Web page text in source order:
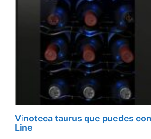
Vinoteca taurus que puedes
Line